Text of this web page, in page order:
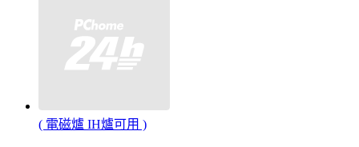
( 電磁爐 IH爐可用 )